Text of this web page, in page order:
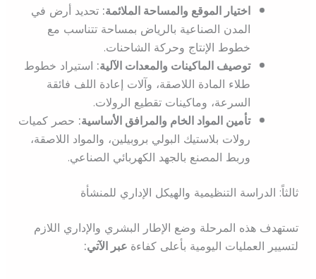
اختيار الموقع والمساحة الملائمة:تحديد أرض في
المدن الصناعية بالرياض بمساحة تتناسب مع
خطوط الإنتاج وحركة الشاحنات.
توصيف الماكينات والمعدات الآلية:استيراد خطوط
طلاء المادة اللاصقة، وآلات إعادة اللف فائقة
السرعة، وماكينات تقطيع الرولات.
تأمين المواد الخام والمرافق الأساسية:حصر كميات
رولات بلاستيك البولي بروبيلين، والمواد اللاصقة،
وربط المصنع بالجهد الكهربائي الصناعي.
ثالثاً: الدراسة التنظيمية والهيكل الإداري للمنشأة
تستهدف هذه المرحلة وضع الإطار البشري والإداري اللازم
لتسيير العمليات اليومية بأعلى كفاءةعبر الآتي: